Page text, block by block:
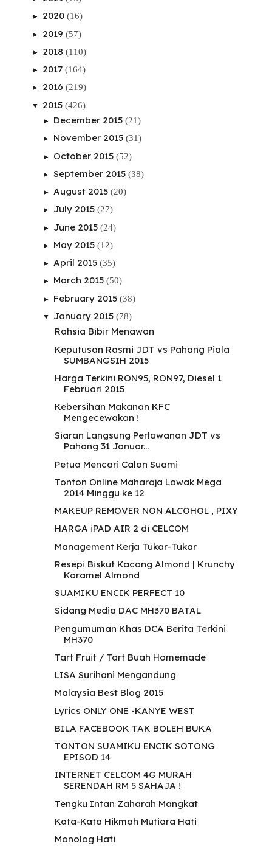
► 2020 (16)
► 2019 (57)
► 2018 (110)
► 2017 (164)
► 2016 (219)
▼ 2015 (426)
► December 2015 (21)
► November 2015 (31)
► October 2015 (52)
► September 2015 (38)
► August 2015 (20)
► July 2015 (27)
► June 2015 (24)
► May 2015 (12)
► April 2015 (35)
► March 2015 (50)
► February 2015 (38)
▼ January 2015 (78)
Rahsia Bibir Menawan
Keputusan Rasmi JDT vs Pahang Piala
SUMBANGSIH 2015
Harga Terkini RON95, RON97, Diesel 1
Februari 2015
Kebersihan Makanan KFC
Mengecewakan !
Siaran Langsung Perlawanan JDT vs
Pahang 31 Januar...
Petua Mencari Calon Suami
Tonton Online Maharaja Lawak Mega
2014 Minggu ke 12
MAKEUP REMOVER NON ALCOHOL , PIXY
HARGA iPAD AIR 2 di CELCOM
Management Kerja Tukar-Tukar
Resepi Biskut Kacang Almond | Krunchy
Karamel Almond
SUAMIKU ENCIK PERFECT 10
Sidang Media DAC MH370 BATAL
Pengumuman Khas DCA Berita Terkini
MH370
Tart Fruit / Tart Buah Homemade
LISA Surihani Mengandung
Malaysia Best Blog 2015
Lyrics ONLY ONE -KANYE WEST
BILA FACEBOOK TAK BOLEH BUKA
TONTON SUAMIKU ENCIK SOTONG
EPISOD 14
INTERNET CELCOM 4G MURAH
SERENDAH RM 5 SAHAJA !
Tengku Intan Zaharah Mangkat
Kata-Kata Hikmah Mutiara Hati
Monolog Hati